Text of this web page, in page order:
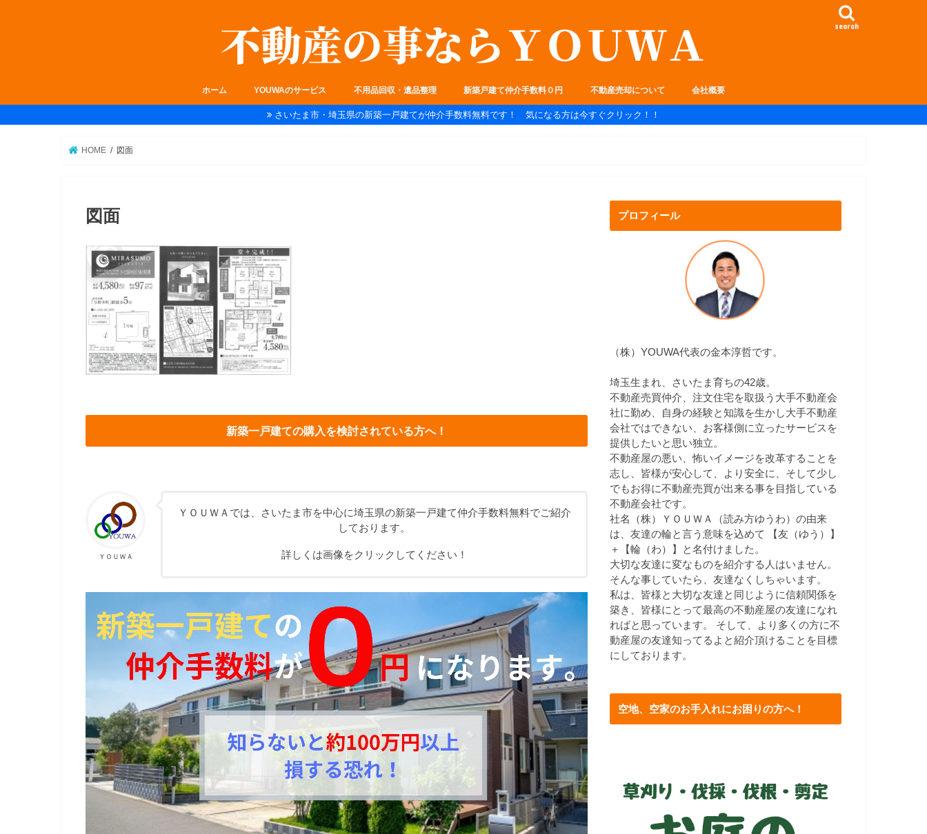
search
ホーム YOUWAのサービス 不用品回収・遺品整理 新築戸建て仲介手数料０円 不動産売却について 会社概要
さいたま市・埼玉県の新築一戸建てが仲介手数料無料です！ 気になる方は今すぐクリック！！
HOME 図面
図面
新築一戸建ての購入を検討されている方へ！
ＹＯＵＷＡ
ＹＯＵＷＡでは、さいたま市を中心に埼玉県の新築一戸建て仲介手数料無料でご紹介
しております。
詳しくは画像をクリックしてください！
プロフィール
（株）YOUWA代表の金本淳哲です。
埼玉生まれ、さいたま育ちの42歳。
不動産売買仲介、注文住宅を取扱う大手不動産会
社に勤め、自身の経験と知識を生かし大手不動産
会社ではできない、お客様側に立ったサービスを
提供したいと思い独立。
不動産屋の悪い、怖いイメージを改革することを
志し、皆様が安心して、より安全に、そして少し
でもお得に不動産売買が出来る事を目指している
不動産会社です。
社名（株）ＹＯＵＷＡ（読み方ゆうわ）の由来
は、友達の輪と言う意味を込めて 【友（ゆう）】
＋【輪（わ）】と名付けました。
大切な友達に変なものを紹介する人はいません。
そんな事していたら、友達なくしちゃいます。
私は、皆様と大切な友達と同じように信頼関係を
築き、皆様にとって最高の不動産屋の友達になれ
ればと思っています。 そして、より多くの方に不
動産屋の友達知ってるよと紹介頂けることを目標
にしております。
空地、空家のお手入れにお困りの方へ！